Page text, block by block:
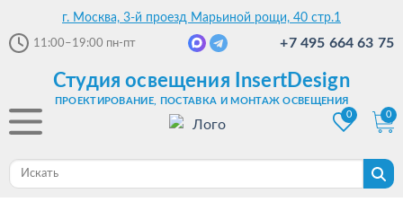
г. Москва, 3-й проезд Марьиной рощи, 40 стр.1
11:00–19:00 пн-пт +7 495 664 63 75
Студия освещения InsertDesign
ПРОЕКТИРОВАНИЕ, ПОСТАВКА И МОНТАЖ ОСВЕЩЕНИЯ
0
0